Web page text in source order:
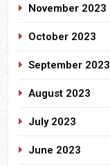
November 2023
October 2023
September 2023
August 2023
July 2023
June 2023